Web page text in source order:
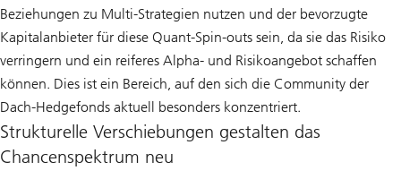
Beziehungen zu Multi-Strategien nutzen und der bevorzugte
Kapitalanbieter für diese Quant-Spin-outs sein, da sie das Risiko
verringern und ein reiferes Alpha- und Risikoangebot schaffen
können. Dies ist ein Bereich, auf den sich die Community der
Dach-Hedgefonds aktuell besonders konzentriert.
Strukturelle Verschiebungen gestalten das
Chancenspektrum neu